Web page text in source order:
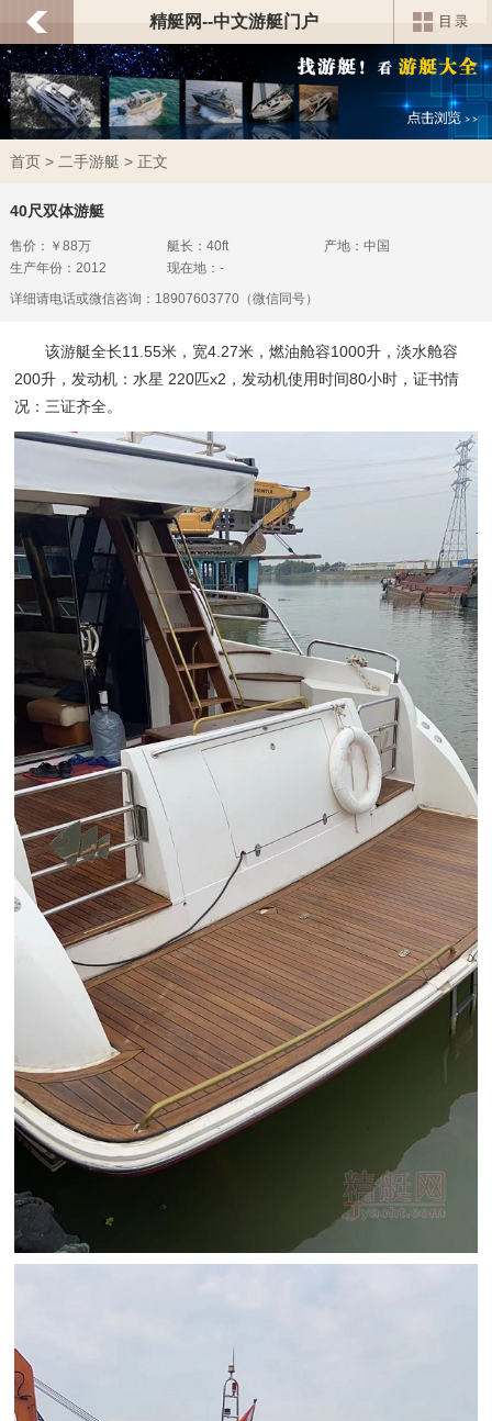
精艇网--中文游艇门户
首页> 二手游艇 > 正文
40尺双体游艇
售价：￥88万 艇长：40ft
产地：中国
生产年份：2012
现在地：-
详细请电话或微信咨询：18907603770（微信同号）
该游艇全长11.55米，宽4.27米，燃油舱容1000升，淡水舱容
200升，发动机：水星 220匹x2，发动机使用时间80小时，证书情
况：三证齐全。